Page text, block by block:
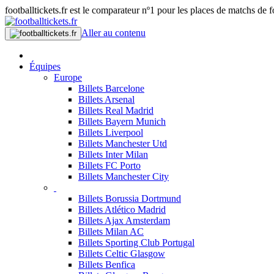
footballtickets.fr est le comparateur nº1 pour les places de matchs de
Aller au contenu
Équipes
Europe
Billets Barcelone
Billets Arsenal
Billets Real Madrid
Billets Bayern Munich
Billets Liverpool
Billets Manchester Utd
Billets Inter Milan
Billets FC Porto
Billets Manchester City
Billets Borussia Dortmund
Billets Atlético Madrid
Billets Ajax Amsterdam
Billets Milan AC
Billets Sporting Club Portugal
Billets Celtic Glasgow
Billets Benfica